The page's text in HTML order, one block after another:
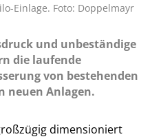
Einlage. Foto: Doppelmayr
und unbeständige
die laufende
von bestehenden
neuen Anlagen.
dimensioniert